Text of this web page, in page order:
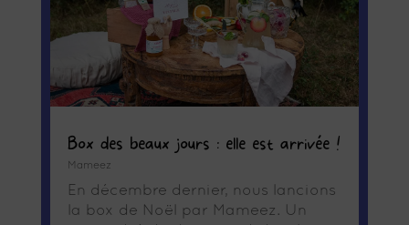
Box des beaux jours : elle est arrivée !
Mameez
En décembre dernier, nous lancions
la box de Noël par Mameez. Un